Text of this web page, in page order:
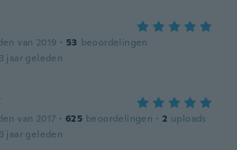
van 2019 · 53 beoordelingen
jaar geleden
van 2017 · 625 beoordelingen · 2 uploads
jaar geleden